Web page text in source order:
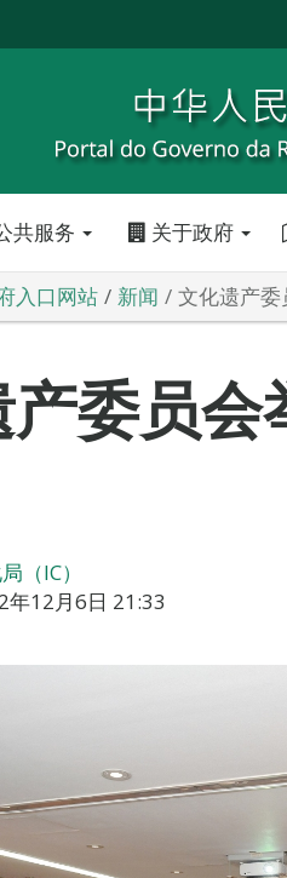
共服务 关于政府
入口网站 新闻 文化遗产
委员
（IC）
年12月6日 21:33